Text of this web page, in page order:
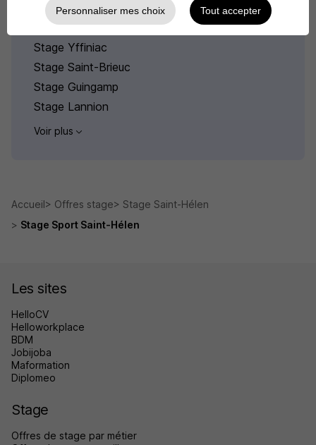
Stage Loudéac
Stage Dinan
Stage Yffiniac
Stage Saint-Brieuc
Stage Guingamp
Stage Lannion
Voir plus
Accueil Offres stage
Stage Saint-Hélen
Stage Sport Saint-Hélen
Les sites
HelloCV
Helloworkplace
BDM
Jobijoba
Maformation
Diplomeo
Stage
Offres de stage par métier
Personnaliser mes choix Tout accepter